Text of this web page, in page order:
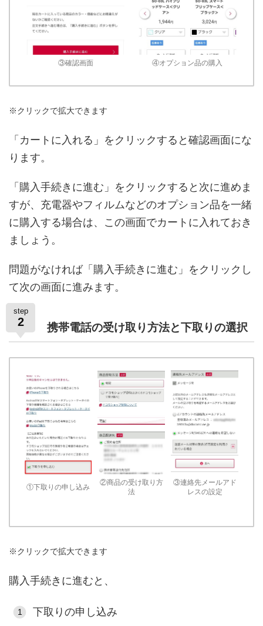
③確認画面 ④オプション品の購入
※クリックで拡大できます
「カートに入れる」をクリックすると確認画面にな
ります。
「購入手続きに進む」をクリックすると次に進めま
すが、充電器やフィルムなどのオプション品を一緒
に購入する場合は、この画面でカートに入れておき
ましょう。
問題がなければ「購入手続きに進む」をクリックし
て次の画面に進みます。
step
2 携帯電話の受け取り方法と下取りの選択
①下取りの申し込み
②商品の受け取り方
法
③連絡先メールアド
レスの設定
※クリックで拡大できます
購入手続きに進むと、
下取りの申し込み